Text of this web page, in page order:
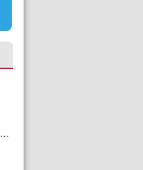
Зак Снайдер может вернуться к DC — режиссер общался с Warner Bros. (фото) | Plugged In Ru